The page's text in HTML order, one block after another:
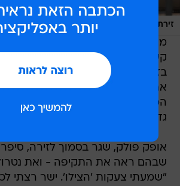
מוקדם יותר הוגדר מצבה של הפצועה
קשה, לאחר שנדקרה על ידי המחבל
בזירה. אזרח שחלף במקום הבחין
את צעקותיה של האישה וירה בו
המחבל, בן 19 מטול כרם, נפצע
גדולים של המשטרה הוזעקו למקום.
אופק פולק, שגר בסמוך לזירה, סיפר
"שמעתי צעקות 'הצילו'. ישר רצתי
הייתה בתחנה והיא התחילה לברוח
לכביש", שחזר פולק. "ראיתי